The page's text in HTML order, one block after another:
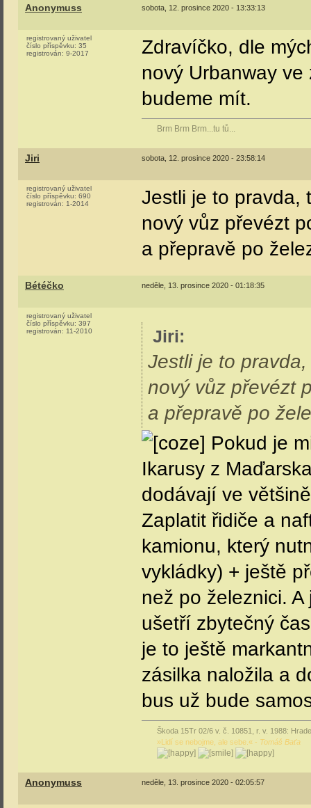
Anonymuss sobota, 12. prosince 2020 - 13:33:13
registrovaný uživatel
číslo příspěvku: 35
registrován: 9-2017
Zdravíčko, dle
nový Urbanway
budeme mít.
Brm Brm Brm...tu tů...
Jiri sobota, 12. prosince 2020 - 23:58:14
registrovaný uživatel
číslo příspěvku: 690
registrován: 1-2014
Jestli je to pravda,
nový vůz převézt
a přepravě po
Bétéčko neděle, 13. prosince 2020 - 01:18:35
registrovaný uživatel
číslo příspěvku: 397
registrován: 11-2010 Jiri:
Jestli je to
nový vůz převézt
a přepravě po
Pokud je
Ikarusy z
dodávají ve
Zaplatit řidiče a
kamionu, který
vykládky) + ještě
než po železnici.
ušetří zbytečný
je to ještě
zásilka naložila a
bus už bude
Škoda 15Tr 02/6 v. č. 10851, r. v. 1988:
»Lidí se nebojme, ale sebe.« - Tomáš Baťa
Anonymuss neděle, 13. prosince 2020 - 02:05:57